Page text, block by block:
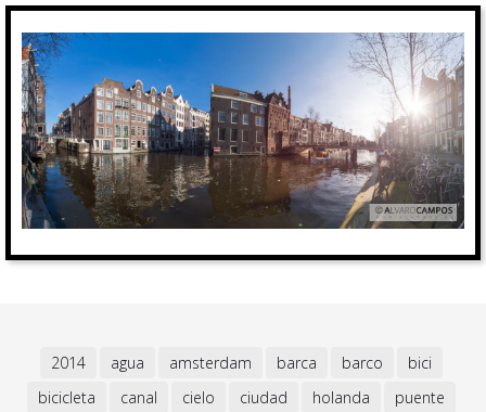
2014 agua amsterdam barca barco
bici
bicicleta
canal cielo ciudad holanda
puente